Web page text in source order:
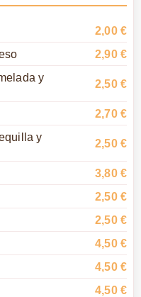
2,00 €
2,90 €
y
2,50 €
2,70 €
y
2,50 €
3,80 €
2,50 €
2,50 €
4,50 €
4,50 €
4,50 €